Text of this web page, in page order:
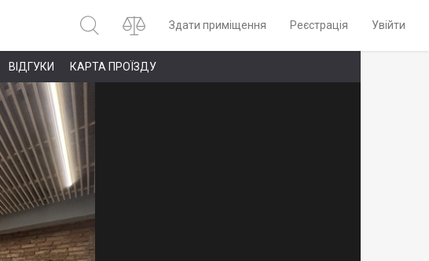
Здати приміщення Реєстрація Увійти
ВІДГУКИ КАРТА ПРОЇЗДУ